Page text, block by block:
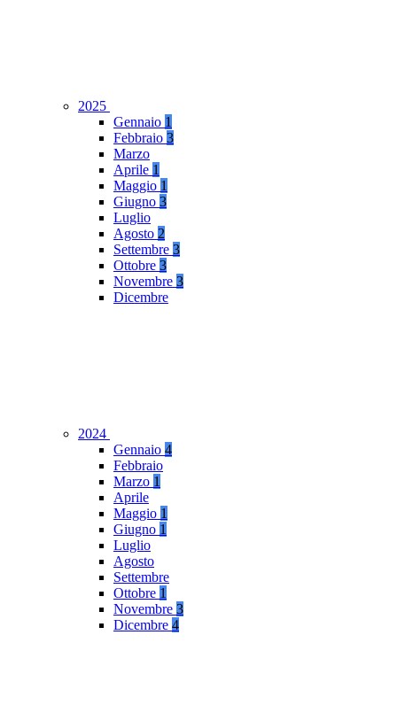
2025
Gennaio 1
Febbraio 3
Marzo
Aprile 1
Maggio 1
Giugno 3
Luglio
Agosto 2
Settembre 3
Ottobre 3
Novembre 3
Dicembre
2024
Gennaio 4
Febbraio
Marzo 1
Aprile
Maggio 1
Giugno 1
Luglio
Agosto
Settembre
Ottobre 1
Novembre 3
Dicembre 4